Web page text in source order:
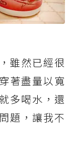
雖然已經很
著盡量以寬
多喝水，還
題，讓我不